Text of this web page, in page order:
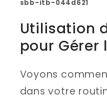
sbb-itb-044d621
Utilisation
pour Gérer
Voyons
dans votre